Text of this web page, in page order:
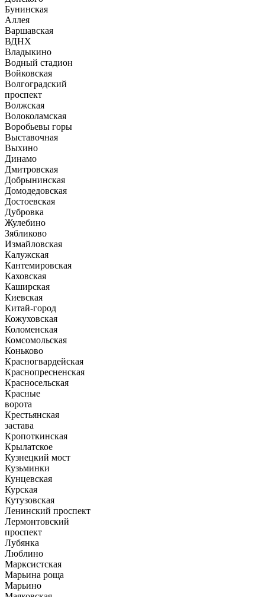
Бунинская
Аллея
Варшавская
ВДНХ
Владыкино
Водный стадион
Войковская
Волгоградский
проспект
Волжская
Волоколамская
Воробьевы горы
Выставочная
Выхино
Динамо
Дмитровская
Добрынинская
Домодедовская
Достоевская
Дубровка
Жулебино
Зябликово
Измайловская
Калужская
Кантемировская
Каховская
Каширская
Киевская
Китай-город
Кожуховская
Коломенская
Комсомольская
Коньково
Красногвардейская
Краснопресненская
Красносельская
Красные
ворота
Крестьянская
застава
Кропоткинская
Крылатское
Кузнецкий мост
Кузьминки
Кунцевская
Курская
Кутузовская
Ленинский проспект
Лермонтовский
проспект
Лубянка
Люблино
Марксистская
Марьина роща
Марьино